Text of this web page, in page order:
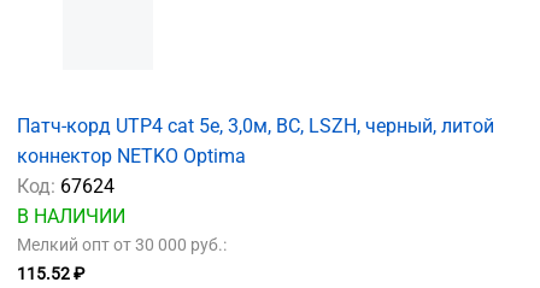
Патч-корд UTP4 cat 5e, 3,0м, ВС, LSZH, черный, литой
коннектор NETKO Optima
Код: 67624
В НАЛИЧИИ
Мелкий опт от 30 000 руб.:
115.52 ₽